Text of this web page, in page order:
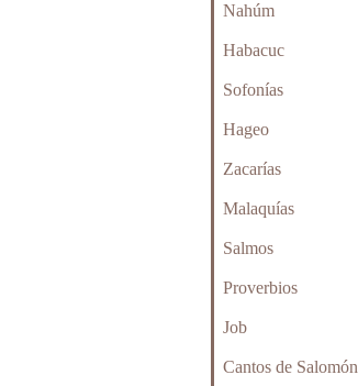
Nahúm
Habacuc
Sofonías
Hageo
Zacarías
Malaquías
Salmos
Proverbios
Job
Cantos de Salomón